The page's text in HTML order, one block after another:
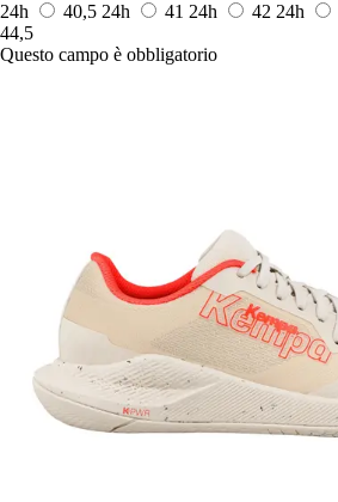
24h
40,5 24h 41 24h 42 24h
44,5
Questo campo è obbligatorio